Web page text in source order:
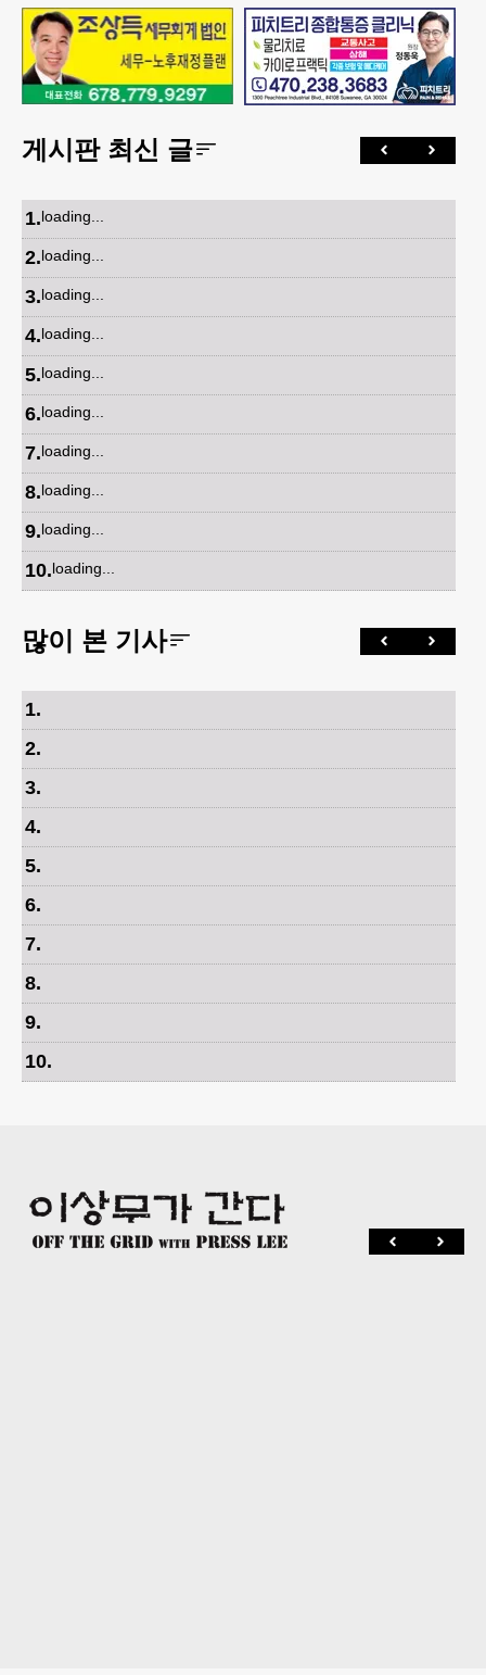
게시판 최신 글
1.loading...
2.loading...
3.loading...
4.loading...
5.loading...
6.loading...
7.loading...
8.loading...
9.loading...
10.loading...
많이 본 기사
1.
2.
3.
4.
5.
6.
7.
8.
9.
10.